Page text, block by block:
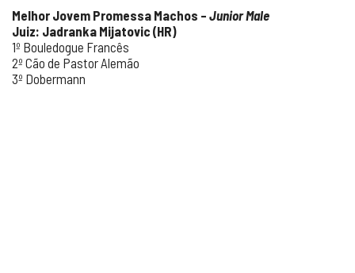
Melhor Jovem Promessa Machos – Junior Male
Juiz: Jadranka Mijatovic (HR)
1º Bouledogue Francês
2º Cão de Pastor Alemão
3º Dobermann